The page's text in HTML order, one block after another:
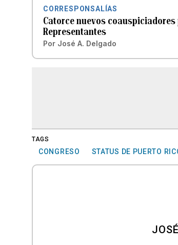
CORRESPONSALÍAS
Catorce nuevos
Representantes
Por José A. Delgado
TAGS
CONGRESO STATUS DE PUERTO